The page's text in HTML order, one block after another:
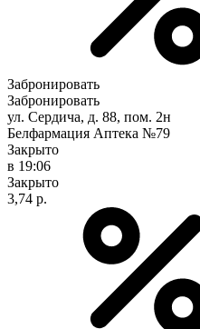
Забронировать
Забронировать
ул. Сердича, д. 88, пом. 2н
Белфармация Аптека №79
Закрыто
в 19:06
Закрыто
3,74 р.